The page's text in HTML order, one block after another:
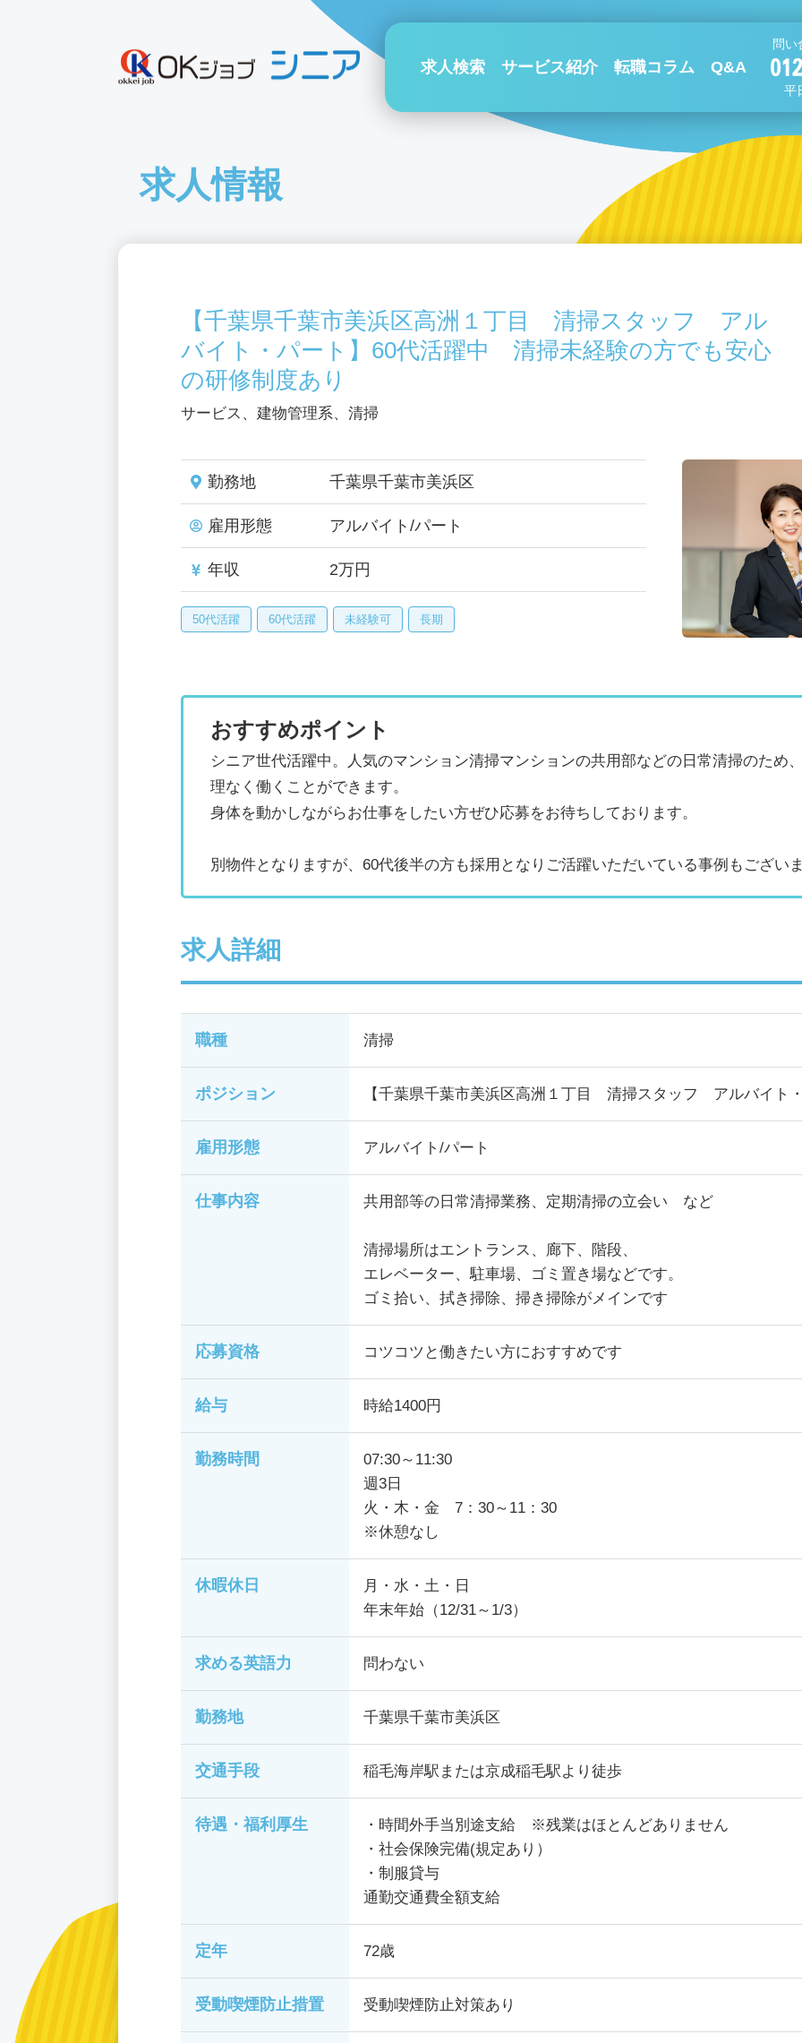
求人検索 サービス紹介 転職コラム Q&A
問い
平
求人情報
【千葉県千葉市美浜区高洲１丁目 清掃スタッフ アル
バイト・パート】60代活躍中 清掃未経験の方でも安心
の研修制度あり
サービス、建物管理系、清掃
勤務地 千葉県千葉市美浜区
雇用形態 アルバイト/パート
年収 2万円
50代活躍 60代活躍 未経験可 長期
おすすめポイント
シニア世代活躍中。人気のマンション清掃マンションの共用部などの日常清掃のため
理なく働くことができます。
身体を動かしながらお仕事をしたい方ぜひ応募をお待ちしております。
別物件となりますが、60代後半の方も採用となりご活躍いただいている事例もござい
求人詳細
職種 清掃
ポジション 【千葉県千葉市美浜区高洲１丁目 清掃スタッフ アルバイト
雇用形態 アルバイト/パート
仕事内容 共用部等の日常清掃業務、定期清掃の立会い など
清掃場所はエントランス、廊下、階段、
エレベーター、駐車場、ゴミ置き場などです。
ゴミ拾い、拭き掃除、掃き掃除がメインです
応募資格 コツコツと働きたい方におすすめです
給与 時給1400円
勤務時間
07:30～11:30
週3日
火・木・金 7：30～11：30
※休憩なし
休暇休日
月・水・土・日
年末年始（12/31～1/3）
求める英語力 問わない
勤務地 千葉県千葉市美浜区
交通手段 稲毛海岸駅または京成稲毛駅より徒歩
待遇・福利厚生
・時間外手当別途支給 ※残業はほとんどありません
・社会保険完備(規定あり）
・制服貸与
通勤交通費全額支給
定年 72歳
受動喫煙防止措置 受動喫煙防止対策あり